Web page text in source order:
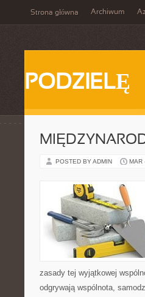
Strona główna Archiwum
PODZIELĘ
POSTED BY ADMIN MAR
zasady tej wyjątkowej
odgrywają wspólnota,